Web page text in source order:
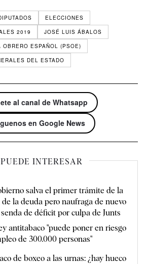
ELECCIONES
2019
JOSÉ LUIS ÁBALOS
OBRERO ESPAÑOL (PSOE)
DEL ESTADO
al canal de Whatsapp
en Google News
INTERESAR
salva el primer trámite de la
la deuda pero naufraga de nuevo
de déficit por culpa de Junts
antitabaco "puede poner en riesgo
de 300.000 personas"
de boxeo a las urnas: ¿hay hueco